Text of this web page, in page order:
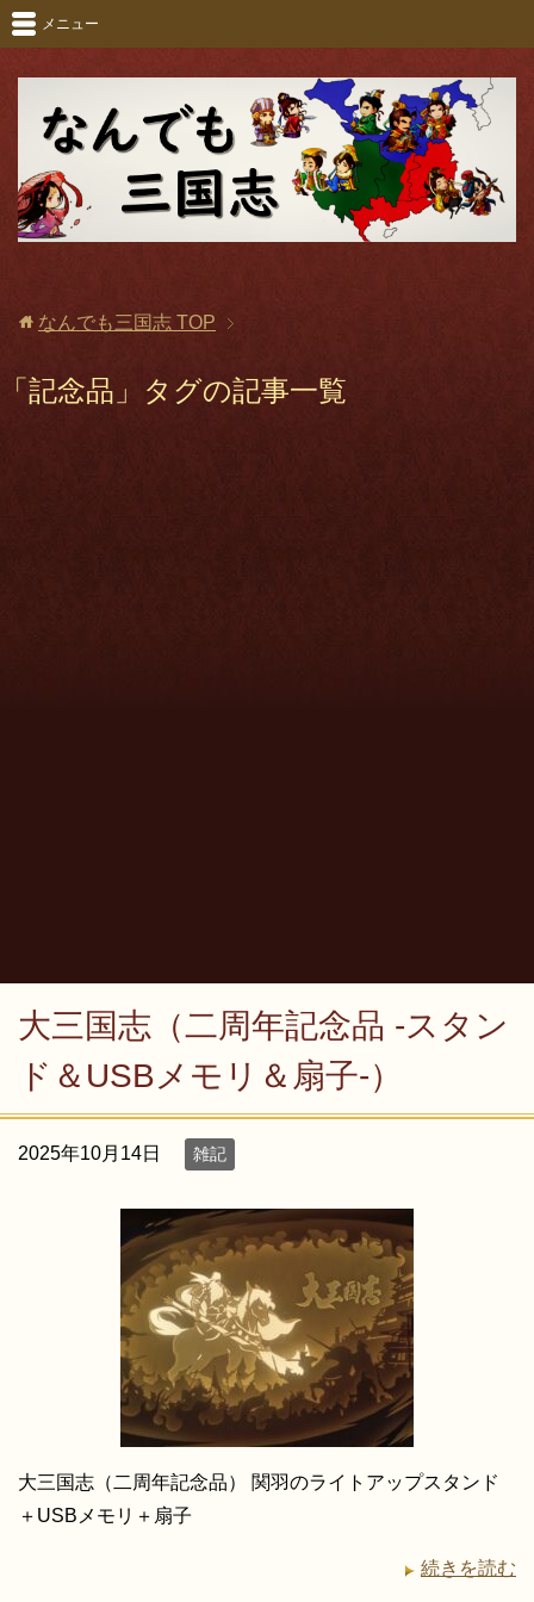
メニュー
なんでも三国志 TOP
「記念品」タグの記事一覧
大三国志（二周年記念品 -スタン
ド＆USBメモリ＆扇子-）
2025年10月14日 雑記
大三国志（二周年記念品） 関羽のライトアップスタンド
＋USBメモリ＋扇子
続きを読む